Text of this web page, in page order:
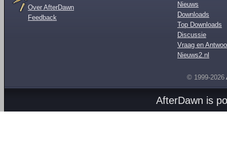
Over AfterDawn
Feedback
Nieuws
Downloads
Top Downloads
Discussie
Vraag en
Nieuws2.nl
© 1999-2026
AfterDawn is